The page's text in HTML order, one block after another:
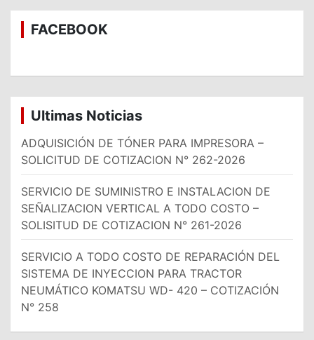
c
a
r
FACEBOOK
Ultimas Noticias
ADQUISICIÓN DE TÓNER PARA IMPRESORA –
SOLICITUD DE COTIZACION N° 262-2026
SERVICIO DE SUMINISTRO E INSTALACION DE
SEÑALIZACION VERTICAL A TODO COSTO –
SOLISITUD DE COTIZACION N° 261-2026
SERVICIO A TODO COSTO DE REPARACIÓN DEL
SISTEMA DE INYECCION PARA TRACTOR
NEUMÁTICO KOMATSU WD- 420 – COTIZACIÓN
N° 258